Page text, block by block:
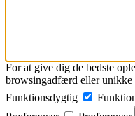
For at give dig de bedste
browsingadfærd eller unikke
Funktionsdygtig